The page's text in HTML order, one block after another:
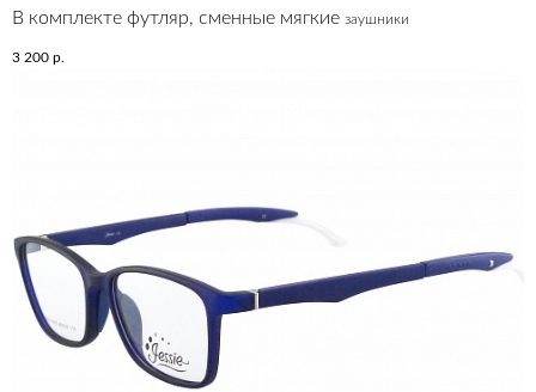
В комплекте футляр, сменные мягкие заушники
3 200 р.